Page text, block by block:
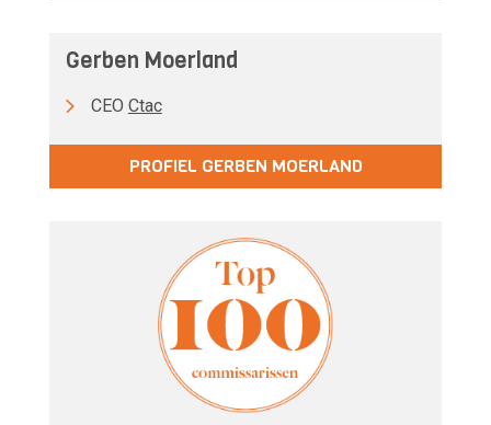
Gerben Moerland
CEO Ctac
PROFIEL GERBEN MOERLAND